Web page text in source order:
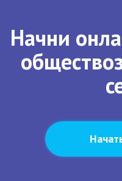
Начни